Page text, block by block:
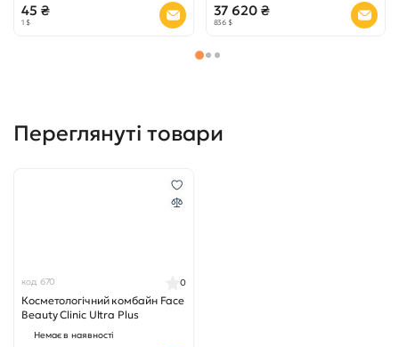
45 ₴
1 $
37 620 ₴
836 $
Переглянуті товари
код 670
Косметологічний комбайн Face
Beauty Clinic Ultra Plus
0
Немає в наявності